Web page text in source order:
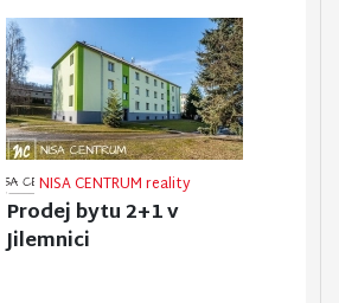
NISA CENTRUM reality
Prodej rodinného domu
ve Vrchlabí